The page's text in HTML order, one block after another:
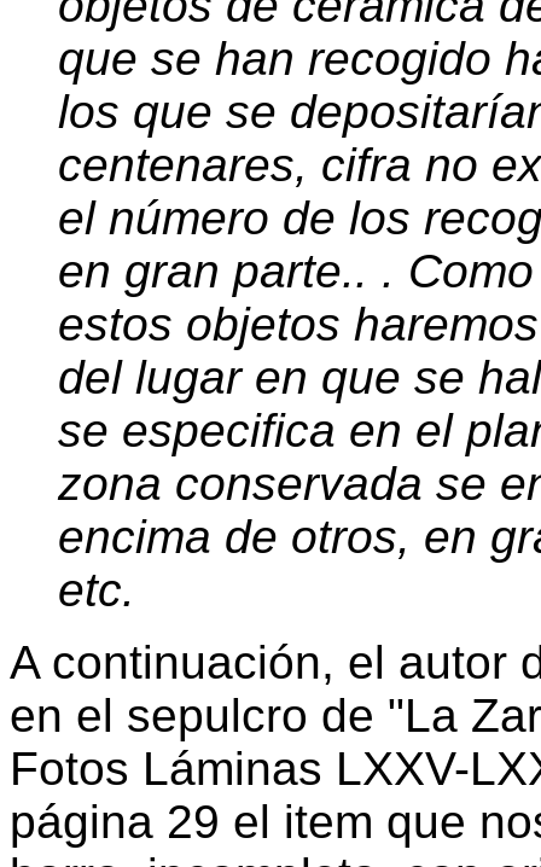
que se han recogido
los que se
centenares, cifra no
el número de los
en gran parte.. .
estos objetos
del lugar en que se
se especifica en el
zona conservada se
encima de otros, en
etc.
A continuación, el autor
en el sepulcro de "La
Fotos Láminas LXXV-
página 29 el item que